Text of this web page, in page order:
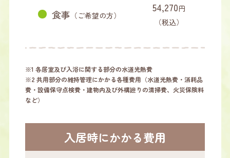
食事 （ご希望の方）
54,270円
（税込）
※1 各居室及び入浴に関する部分の水道光熱費
※2 共用部分の維持管理にかかる各種費用（水道光熱費・消耗品
費・設備保守点検費・建物内及び外構廻りの清掃費、火災保険料
など）
入居時にかかる費用